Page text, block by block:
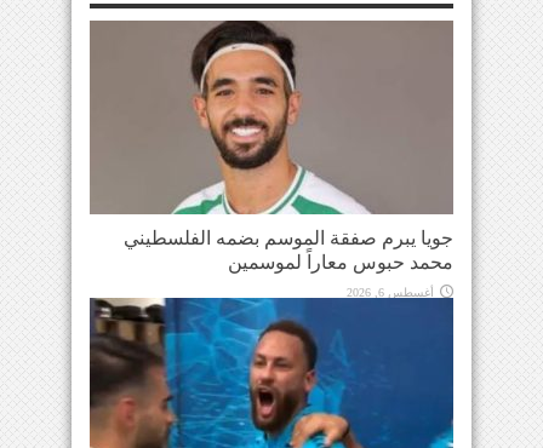
جويا يبرم صفقة الموسم بضمه الفلسطيني
محمد حبوس معاراً لموسمين
أغسطس 6, 2026